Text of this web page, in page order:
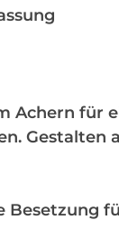
Achern für
Gestalten